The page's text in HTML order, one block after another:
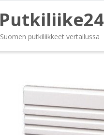
Putkiliike24
Suomen putkiliikkeet vertailussa